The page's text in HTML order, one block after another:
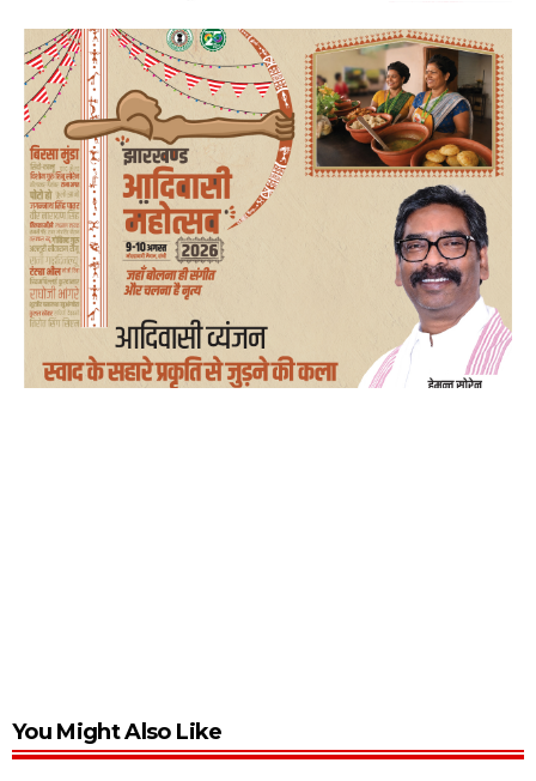
You Might Also Like